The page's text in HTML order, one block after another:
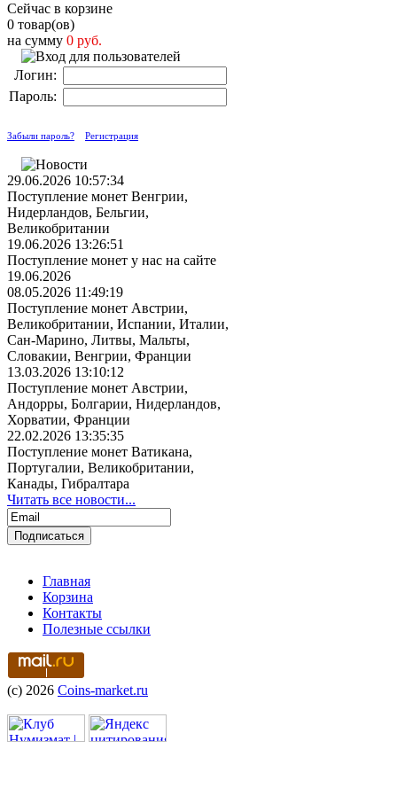
Сейчас в корзине
0 товар(ов)
на сумму 0 руб.
Логин:
Пароль:
Забыли пароль? Регистрация
29.06.2026 10:57:34
Поступление монет Венгрии,
Нидерландов, Бельгии,
Великобритании
19.06.2026 13:26:51
Поступление монет у нас на сайте
19.06.2026
08.05.2026 11:49:19
Поступление монет Австрии,
Великобритании, Испании, Италии,
Сан-Марино, Литвы, Мальты,
Словакии, Венгрии, Франции
13.03.2026 13:10:12
Поступление монет Австрии,
Андорры, Болгарии, Нидерландов,
Хорватии, Франции
22.02.2026 13:35:35
Поступление монет Ватикана,
Португалии, Великобритании,
Канады, Гибралтара
Читать все новости...
Главная
Корзина
Контакты
Полезные ссылки
(c) 2026 Coins-market.ru